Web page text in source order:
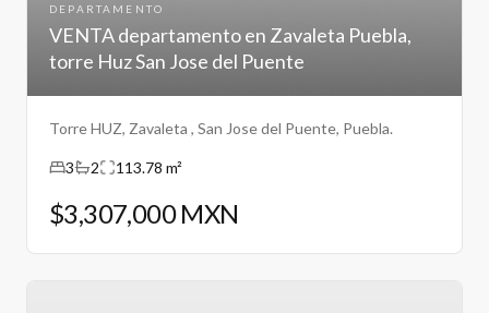
DEPARTAMENTO
VENTA departamento en Zavaleta Puebla,
torre Huz San Jose del Puente
Torre HUZ, Zavaleta , San Jose del Puente, Puebla.
3 2 113.78 m²
$3,307,000 MXN